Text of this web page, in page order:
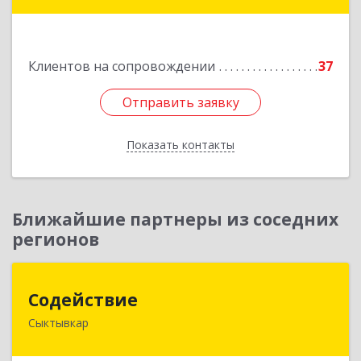
Клиентов на сопровождении 37
Отправить заявку
Показать контакты
Подробнее
Отправить заявку
Назад
Ближайшие партнеры из соседних
регионов
Содействие
Сыктывкар
167004, Коми Респ, Сыктывкар г, Первомайская